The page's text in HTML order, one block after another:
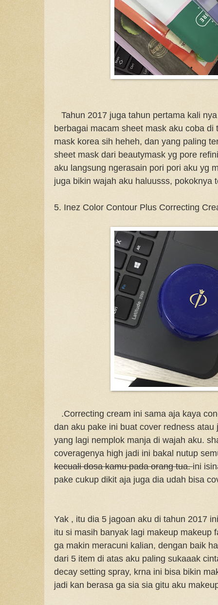
Tahun 2017 juga tahun pertama kali
berbagai macam sheet mask aku coba
mask korea sih heheh, dan yang paling
sheet mask dari beautymask yg pore
aku langsung ngerasain pori pori aku yg
juga bikin wajah aku haluusss, pokoknya
5. Inez Color Contour Plus Correcting
.Correcting cream ini sama aja kaya
dan aku pake ini buat cover redness
yang lagi nemplok manja di wajah aku.
coveragenya high jadi ini bakal nutup
kecuali dosa kamu pada orang tua.ini
pake cukup dikit aja juga dia udah bisa
Yak , itu dia 5 jagoan aku di tahun 2017
itu si masih banyak lagi makeup makeup
ga makin meracuni kalian, dengan baik
dari 5 item di atas aku paling sukaaak
decay setting spray, krna ini bisa bikin
jadi kan berasa ga sia sia gitu aku